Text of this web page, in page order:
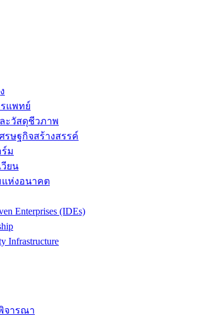
แพทย์
ะวัสดุชีวภาพ
รษฐกิจสร้างสรรค์
ม
ยน
ห่งอนาคต
Enterprises (IDEs)
Infrastructure
จารณา